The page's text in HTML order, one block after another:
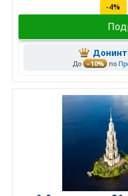
-4%
До –10% по